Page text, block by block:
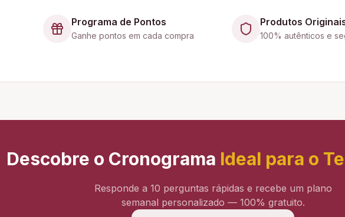
Programa de Pontos
Ganhe pontos em cada compra
Produtos
100% autênticos e
Descobre o Cronograma Ideal para o
Responde a 10 perguntas rápidas e recebe um plano
semanal personalizado — 100% gratuito.